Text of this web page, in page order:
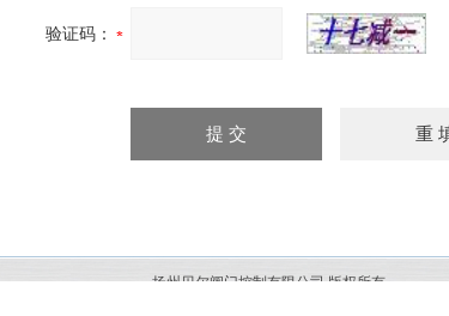
验证码：
扬州贝尔阀门控制有限公司 版权所有